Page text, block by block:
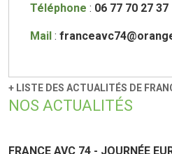
Téléphone : 06 77 70 27 37
Mail :
+ LISTE DES ACTUALITÉS DE
NOS ACTUALITÉS
FRANCE AVC 74 - JOURNÉE